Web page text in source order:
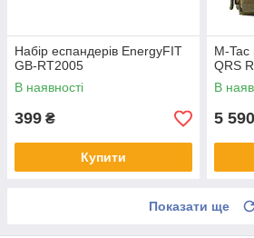
Набір еспандерів EnergyFIT
GB-RT2005
В наявності
399 ₴
Купити
M-Tac
QRS
В
5 590
Показати ще